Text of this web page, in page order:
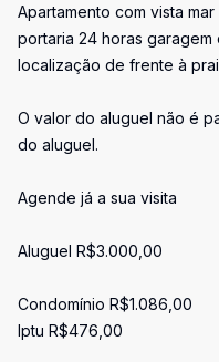
Apartamento com vista
portaria 24 horas garagem
localização de frente à
O valor do aluguel não é
do aluguel.
Agende já a sua visita
Aluguel R$3.000,00
Condomínio R$1.086,00
Iptu R$476,00